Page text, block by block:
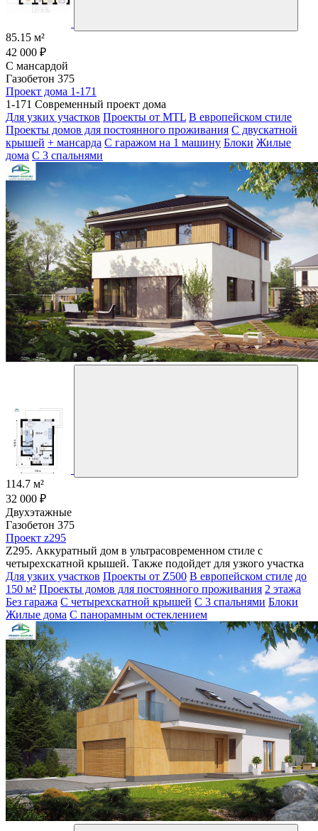
85.15 м²
42 000 ₽
С мансардой
Газобетон 375
Проект дома 1-171
1-171 Современный проект дома
Для узких участков Проекты от MTL В европейском стиле
Проекты домов для постоянного проживания С двускатной
крышей + мансарда С гаражом на 1 машину Блоки Жилые
дома С 3 спальнями
114.7 м²
32 000 ₽
Двухэтажные
Газобетон 375
Проект z295
Z295. Аккуратный дом в ультрасовременном стиле с
четырехскатной крышей. Также подойдет для узкого участка
Для узких участков Проекты от Z500 В европейском стиле до
150 м² Проекты домов для постоянного проживания 2 этажа
Без гаража С четырехскатной крышей С 3 спальнями Блоки
Жилые дома С панорамным остеклением